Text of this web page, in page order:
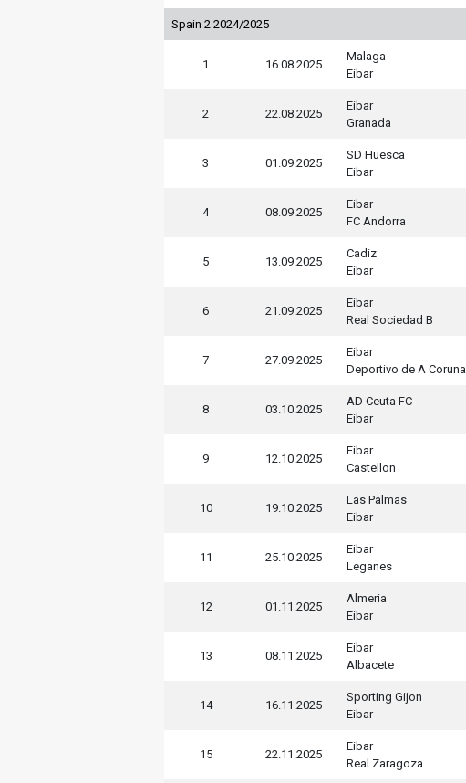
Spain 2 2024/2025
1 16.08.2025
Malaga
Eibar
2 22.08.2025
Eibar
Granada
3 01.09.2025
SD Huesca
Eibar
4 08.09.2025
Eibar
FC Andorra
5 13.09.2025
Cadiz
Eibar
6 21.09.2025
Eibar
Real Sociedad B
7 27.09.2025
Eibar
Deportivo de A Coruna
8 03.10.2025
AD Ceuta FC
Eibar
9 12.10.2025
Eibar
Castellon
10 19.10.2025
Las Palmas
Eibar
11 25.10.2025
Eibar
Leganes
12 01.11.2025
Almeria
Eibar
13 08.11.2025
Eibar
Albacete
14 16.11.2025
Sporting Gijon
Eibar
15 22.11.2025
Eibar
Real Zaragoza